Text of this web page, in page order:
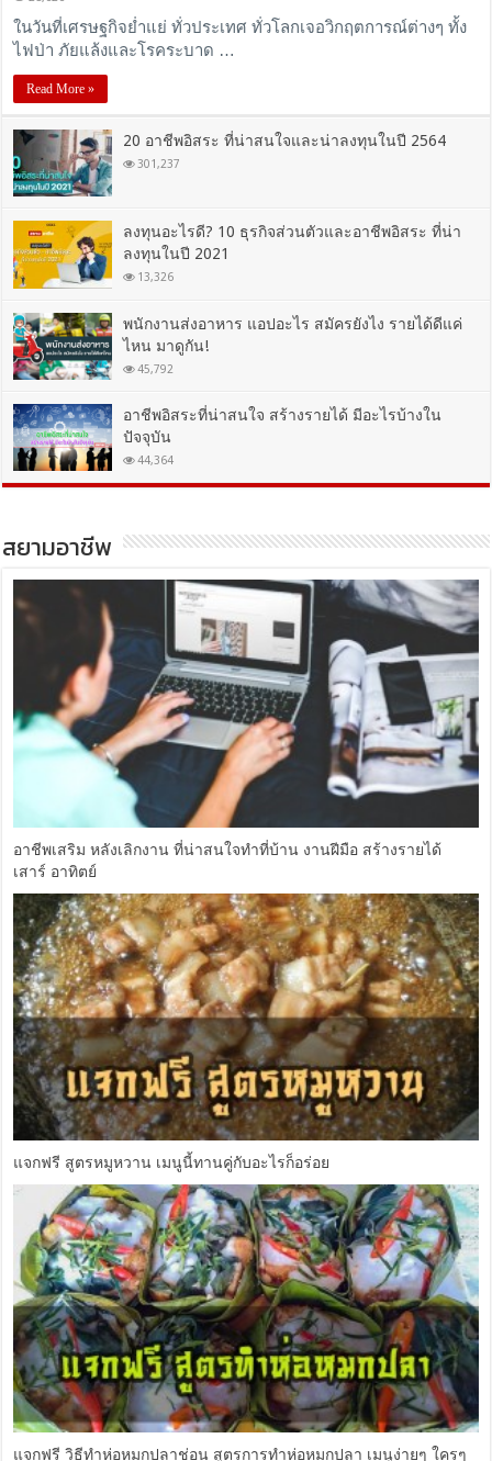
ในวันที่เศรษฐกิจย่ำแย่ ทั่วประเทศ ทั่วโลกเจอวิกฤตการณ์ต่างๆ ทั้ง
ไฟป่า ภัยแล้งและโรคระบาด …
Read More »
20 อาชีพอิสระ ที่น่าสนใจและน่าลงทุนในปี 2564
301,237
ลงทุนอะไรดี? 10 ธุรกิจส่วนตัวและอาชีพอิสระ ที่น่า
ลงทุนในปี 2021
13,326
พนักงานส่งอาหาร แอปอะไร สมัครยังไง รายได้ดีแค่
ไหน มาดูกัน!
45,792
อาชีพอิสระที่น่าสนใจ สร้างรายได้ มีอะไรบ้างใน
ปัจจุบัน
44,364
สยามอาชีพ
อาชีพเสริม หลังเลิกงาน ที่น่าสนใจทำที่บ้าน งานฝีมือ สร้างรายได้
เสาร์ อาทิตย์
แจกฟรี สูตรหมูหวาน เมนูนี้ทานคู่กับอะไรก็อร่อย
แจกฟรี วิธีทำห่อหมกปลาช่อน สูตรการทำห่อหมกปลา เมนูง่ายๆ ใครๆ